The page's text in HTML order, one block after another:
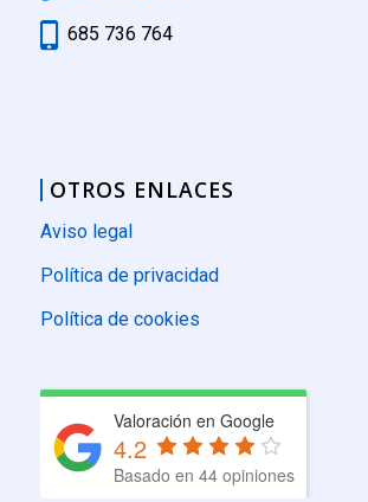
685 736 764
OTROS ENLACES
Aviso legal
Política de privacidad
Política de cookies
Valoración en Google
4.2
Basado en 44 opiniones